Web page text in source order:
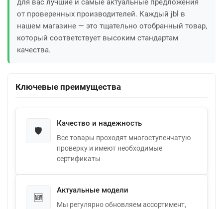
для вас лучшие и самые актуальные предложения
от проверенных производителей. Каждый jbl в
нашем магазине — это тщательно отобранный товар,
который соответствует высоким стандартам
качества.
Ключевые преимущества
🛡️
Качество и надежность
Все товары проходят многоступенчатую
проверку и имеют необходимые
сертификаты
🆕
Актуальные модели
Мы регулярно обновляем ассортимент,